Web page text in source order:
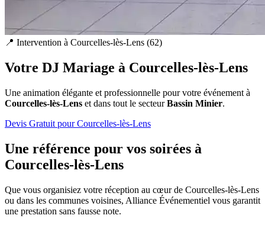
📍 Intervention à Courcelles-lès-Lens (62)
Votre DJ Mariage à Courcelles-lès-Lens
Une animation élégante et professionnelle pour votre événement à
Courcelles-lès-Lens et dans tout le secteurBassin Minier.
Devis Gratuit pourCourcelles-lès-Lens
Une référence pour vos soirées à
Courcelles-lès-Lens
Que vous organisiez votre réception au cœur de Courcelles-lès-Lens
ou dans les communes voisines, Alliance Événementiel vous garantit
une prestation sans fausse note.